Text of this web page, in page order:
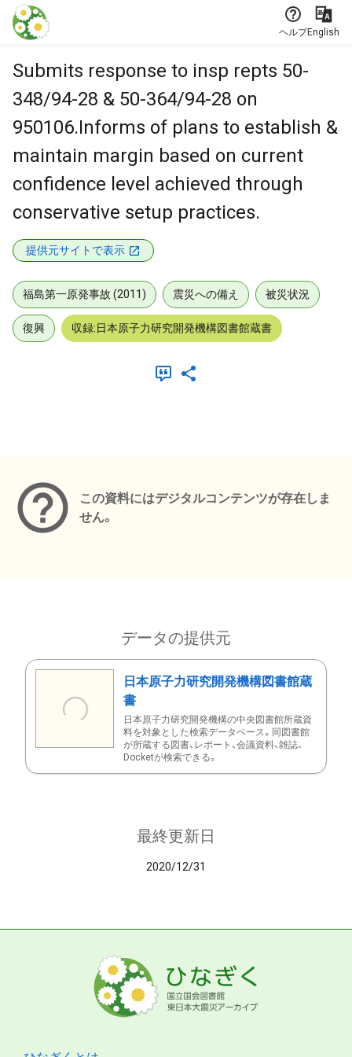
本文に飛ぶ
ヘルプEnglish
Submits response to insp repts 50-
348/94-28 & 50-364/94-28 on
950106.Informs of plans to establish &
maintain margin based on current
confidence level achieved through
conservative setup practices.
提供元サイトで表示
福島第一原発事故 (2011) 震災への備え 被災状況
復興 収録:日本原子力研究開発機構図書館蔵書
この資料にはデジタルコンテンツが存在しま
せん。
データの提供元
日本原子力研究開発機構図書館蔵
書
日本原子力研究開発機構の中央図書館所蔵資
料を対象とした検索データベース。同図書館
が所蔵する図書、レポート、会議資料、雑誌、
Docketが検索できる。
最終更新日
2020/12/31